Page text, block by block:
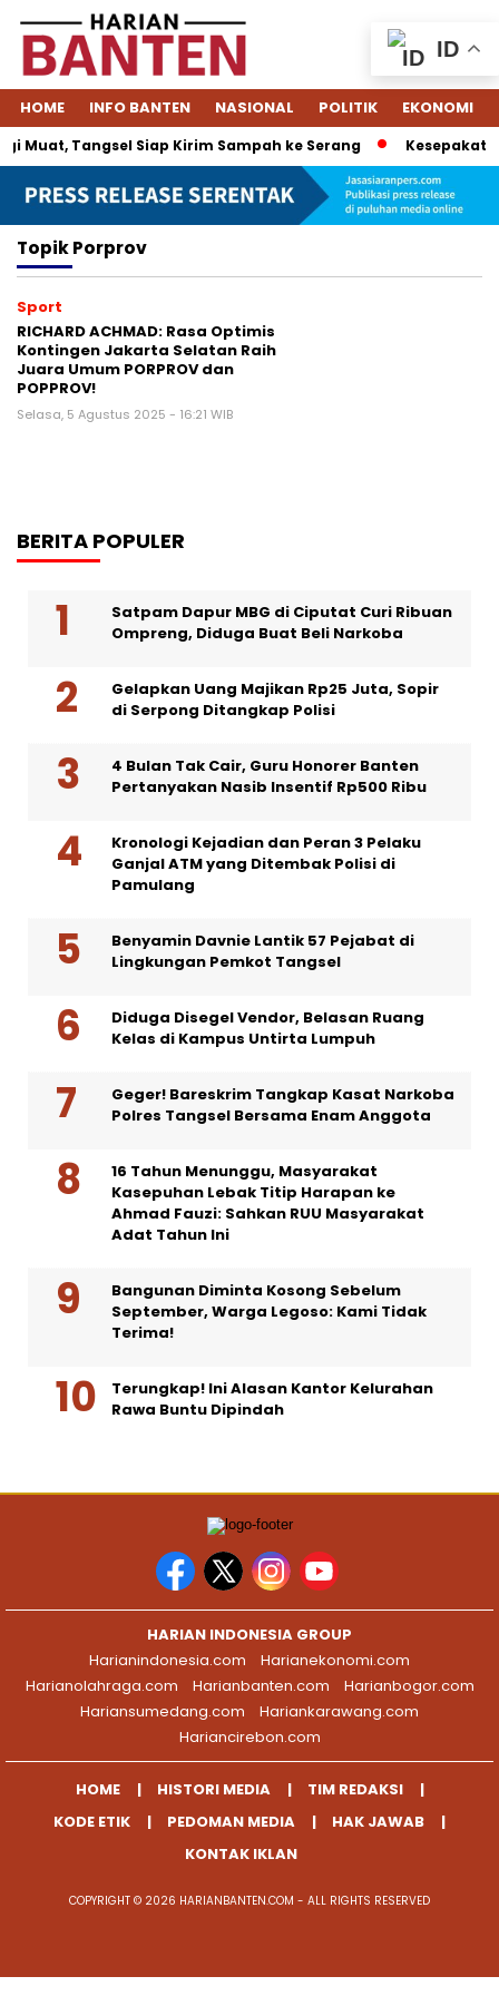
HOME INFO BANTEN NASIONAL POLITIK EKONOMI
Muat, Tangsel Siap Kirim Sampah ke Serang
TopikPorprov
Sport
RICHARD ACHMAD: Rasa Optimis
Kontingen Jakarta Selatan Raih
Juara Umum PORPROV dan
POPPROV!
Selasa, 5 Agustus 2025 - 16:21 WIB
BERITA POPULER
Satpam Dapur MBG di Ciputat Curi Ribuan
Ompreng, Diduga Buat Beli Narkoba
Gelapkan Uang Majikan Rp25 Juta, Sopir
di Serpong Ditangkap Polisi
4 Bulan Tak Cair, Guru Honorer Banten
Pertanyakan Nasib Insentif Rp500 Ribu
Kronologi Kejadian dan Peran 3 Pelaku
Ganjal ATM yang Ditembak Polisi di
Pamulang
Benyamin Davnie Lantik 57 Pejabat di
Lingkungan Pemkot Tangsel
Diduga Disegel Vendor, Belasan Ruang
Kelas di Kampus Untirta Lumpuh
Geger! Bareskrim Tangkap Kasat Narkoba
Polres Tangsel Bersama Enam Anggota
16 Tahun Menunggu, Masyarakat
Kasepuhan Lebak Titip Harapan ke
Ahmad Fauzi: Sahkan RUU Masyarakat
Adat Tahun Ini
Bangunan Diminta Kosong Sebelum
September, Warga Legoso: Kami Tidak
Terima!
Terungkap! Ini Alasan Kantor Kelurahan
Rawa Buntu Dipindah
ID
HARIAN INDONESIA GROUP
Harianindonesia.com
Harianekonomi.com
Harianolahraga.com
Harianbanten.com
Harianbogor.com
Hariansumedang.com
Hariankarawang.com
Hariancirebon.com
HOME HISTORI MEDIA
TIM REDAKSI
KODE ETIK
PEDOMAN MEDIA
HAK JAWAB
KONTAK IKLAN
COPYRIGHT © 2026 HARIANBANTEN.COM - ALL RIGHTS RESERVED